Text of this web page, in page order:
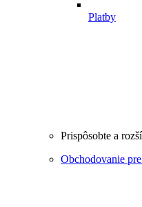
Platby
Prispôsobte a
Obchodovanie